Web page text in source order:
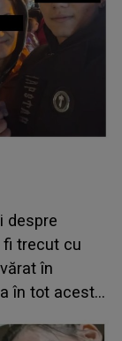
despre
fi trecut cu
în
în tot acest